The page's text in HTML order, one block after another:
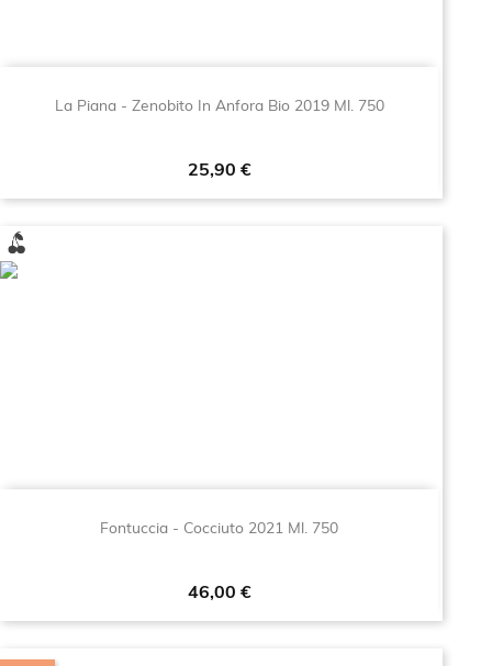
La Piana - Zenobito In Anfora Bio 2019 Ml. 750
Prezzo
25,90 €
Fontuccia - Cocciuto 2021 Ml. 750
Prezzo
46,00 €